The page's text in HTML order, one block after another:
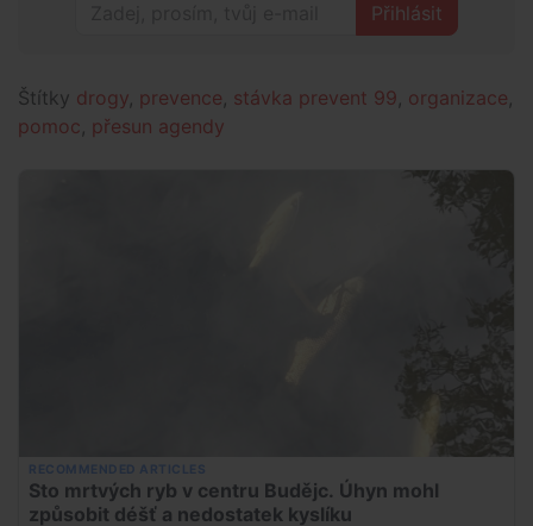
Přihlásit
Štítky drogy, prevence, stávka prevent 99, organizace,
pomoc, přesun agendy